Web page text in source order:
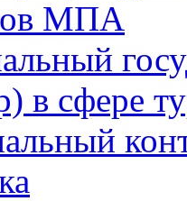
МПА
в сфере